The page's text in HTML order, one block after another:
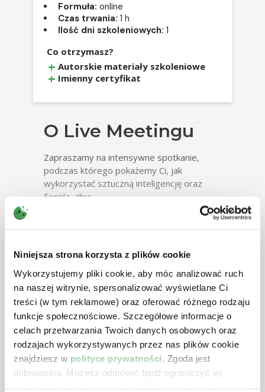
Niniejsza strona korzysta z plików cookie
Wykorzystujemy pliki cookie, aby móc analizować ruch
na naszej witrynie, spersonalizować wyświetlane Ci
treści (w tym reklamowe) oraz oferować różnego rodzaju
funkcje społecznościowe. Szczegółowe informacje o
celach przetwarzania Twoich danych osobowych oraz
rodzajach wykorzystywanych przez nas plików cookie
znajdziesz w polityce prywatności . Zgoda jest
dobrowolna. Możesz odmówić bądź ograniczyć jej
Formuła: online
Czas trwania: 1 h
Ilość dni szkoleniowych: 1
Co otrzymasz?
Autorskie materiały szkoleniowe
Imienny certyfikat
O Live Meetingu
Zapraszamy na intensywne spotkanie,
podczas którego pokażemy Ci, jak
wykorzystać sztuczną inteligencję oraz
Excela, aby:
automatycznie analizować setki opinii
takie jak klasyfikacja sentymentu opinii,
kategoryzowanie,
przekładać dane na czytelne
wizualizacje, które wspierają
podejmowanie decyzji.
Na naszym Live Meetingu omówimy
praktyczne zastosowanie AI (np. GEMINI)
do przetwarzania tekstów, porządkowanie
i kategoryzowanie opinii w Excelu, a także
CZYTAJ PEŁEN OPIS
Chcesz zapisać się na Live Meeting
telefonicznie lub mailowo?
Zadzwoń do naszego konsultanta lub wyślij
mailem wypełniony formularz zgłoszeniowy.
(42) 235 31 95
szkolenia@izbapodatkowa.pl